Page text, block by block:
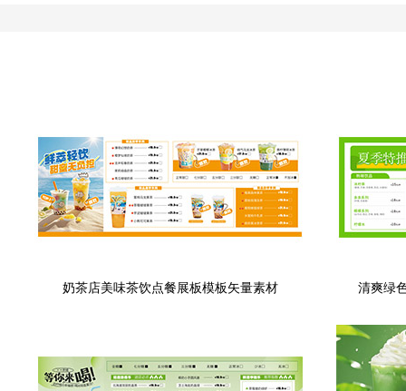
奶茶店美味茶饮点餐展板模板矢量素材 清爽绿